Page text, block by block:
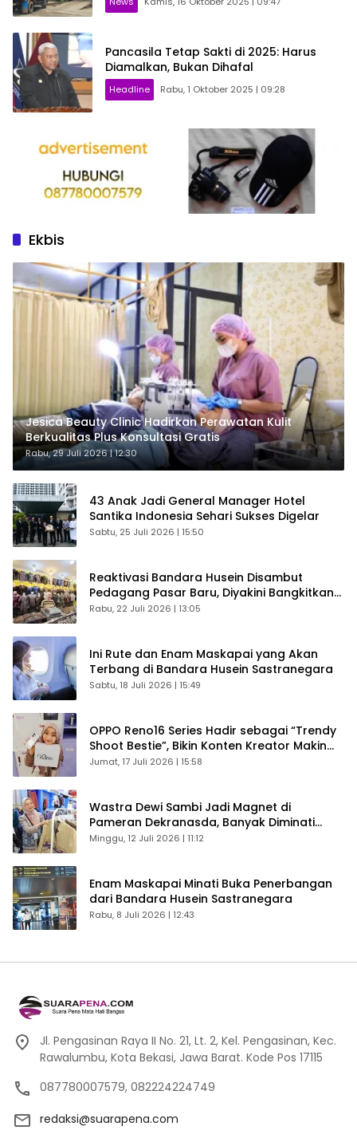
Pancasila Tetap Sakti di 2025: Harus
Diamalkan, Bukan Dihafal
Headline Rabu, 1 Oktober 2025 | 09:28
Ekbis
Jesica Beauty Clinic Hadirkan Perawatan Kulit
Berkualitas Plus Konsultasi Gratis
Rabu, 29 Juli 2026 | 12:30
43 Anak Jadi General Manager Hotel
Santika Indonesia Sehari Sukses Digelar
Sabtu, 25 Juli 2026 | 15:50
Reaktivasi Bandara Husein Disambut
Pedagang Pasar Baru, Diyakini Bangkitkan
Kembali Ekonomi Bandung
Rabu, 22 Juli 2026 | 13:05
Ini Rute dan Enam Maskapai yang Akan
Terbang di Bandara Husein Sastranegara
Sabtu, 18 Juli 2026 | 15:49
OPPO Reno16 Series Hadir sebagai “Trendy
Shoot Bestie”, Bikin Konten Kreator Makin
Betah
Jumat, 17 Juli 2026 | 15:58
Wastra Dewi Sambi Jadi Magnet di
Pameran Dekranasda, Banyak Diminati
Pengunjung
Minggu, 12 Juli 2026 | 11:12
Enam Maskapai Minati Buka Penerbangan
dari Bandara Husein Sastranegara
Rabu, 8 Juli 2026 | 12:43
Jl. Pengasinan Raya II No. 21, Lt. 2, Kel. Pengasinan, Kec.
Rawalumbu, Kota Bekasi, Jawa Barat. Kode Pos 17115
087780007579, 082224224749
redaksi@suarapena.com